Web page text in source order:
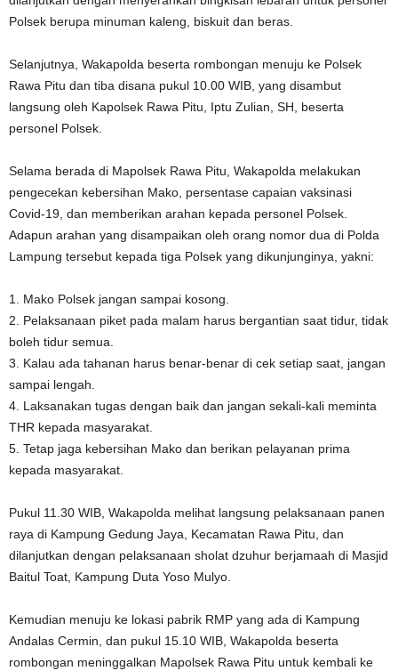
Polsek berupa minuman kaleng, biskuit dan beras.
Selanjutnya, Wakapolda beserta rombongan menuju ke Polsek
Rawa Pitu dan tiba disana pukul 10.00 WIB, yang disambut
langsung oleh Kapolsek Rawa Pitu, Iptu Zulian, SH, beserta
personel Polsek.
Selama berada di Mapolsek Rawa Pitu, Wakapolda melakukan
pengecekan kebersihan Mako, persentase capaian vaksinasi
Covid-19, dan memberikan arahan kepada personel Polsek.
Adapun arahan yang disampaikan oleh orang nomor dua di Polda
Lampung tersebut kepada tiga Polsek yang dikunjunginya, yakni:
1. Mako Polsek jangan sampai kosong.
2. Pelaksanaan piket pada malam harus bergantian saat tidur, tidak
boleh tidur semua.
3. Kalau ada tahanan harus benar-benar di cek setiap saat, jangan
sampai lengah.
4. Laksanakan tugas dengan baik dan jangan sekali-kali meminta
THR kepada masyarakat.
5. Tetap jaga kebersihan Mako dan berikan pelayanan prima
kepada masyarakat.
Pukul 11.30 WIB, Wakapolda melihat langsung pelaksanaan panen
raya di Kampung Gedung Jaya, Kecamatan Rawa Pitu, dan
dilanjutkan dengan pelaksanaan sholat dzuhur berjamaah di Masjid
Baitul Toat, Kampung Duta Yoso Mulyo.
Kemudian menuju ke lokasi pabrik RMP yang ada di Kampung
Andalas Cermin, dan pukul 15.10 WIB, Wakapolda beserta
rombongan meninggalkan Mapolsek Rawa Pitu untuk kembali ke